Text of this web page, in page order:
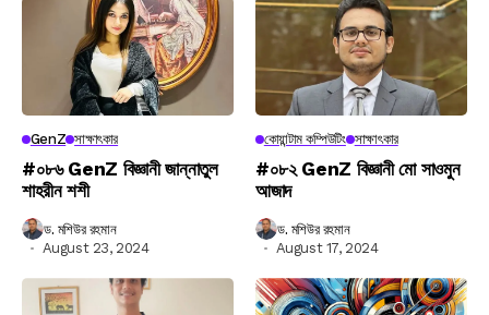
GenZ সাক্ষাৎকার
#০৮৬ GenZ বিজ্ঞানী জান্নাতুল
শাহরীন শশী
ড. মশিউর রহমান
August 23, 2024
কোয়ান্টাম কম্পিউটিং সাক্ষাৎকার
#০৮২ GenZ বিজ্ঞানী মো সাওমুন
আজাদ
ড. মশিউর রহমান
August 17, 2024